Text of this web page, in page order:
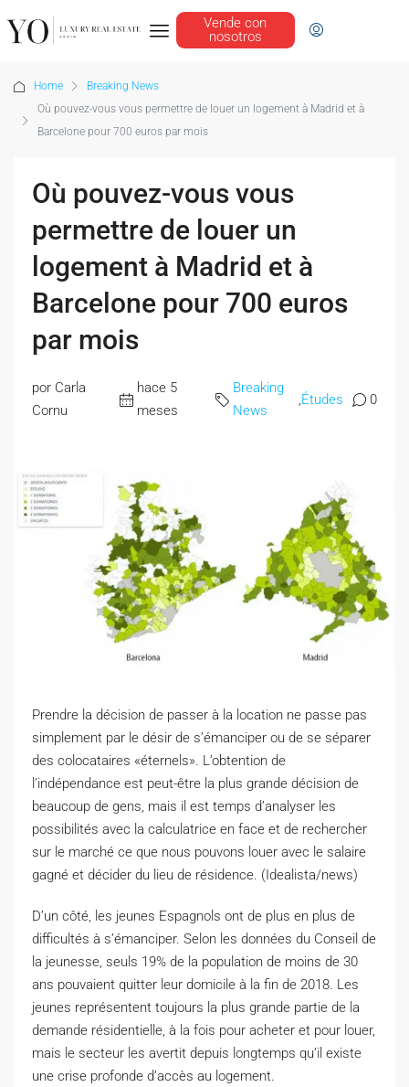
Vende con
nosotros
Home
Breaking News
Où pouvez-vous vous permettre de louer un logement à Madrid et à
Barcelone pour 700 euros par mois
Où pouvez-vous vous
permettre de louer un
logement à Madrid et à
Barcelone pour 700 euros
par mois
por Carla
Cornu
hace 5
meses
Breaking
News
Études 0
Prendre la décision de passer à la location ne passe pas
simplement par le désir de s’émanciper ou de se séparer
des colocataires «éternels». L’obtention de
l’indépendance est peut-être la plus grande décision de
beaucoup de gens, mais il est temps d’analyser les
possibilités avec la calculatrice en face et de rechercher
sur le marché ce que nous pouvons louer avec le salaire
gagné et décider du lieu de résidence. (Idealista/news)
D’un côté, les jeunes Espagnols ont de plus en plus de
difficultés à s’émanciper. Selon les données du Conseil de
la jeunesse, seuls 19% de la population de moins de 30
ans pouvaient quitter leur domicile à la fin de 2018. Les
jeunes représentent toujours la plus grande partie de la
demande résidentielle, à la fois pour acheter et pour louer,
mais le secteur les avertit depuis longtemps qu’il existe
une crise profonde d’accès au logement.